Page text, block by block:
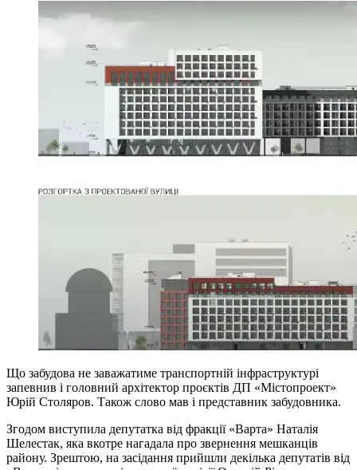
Що забудова не заважатиме транспортній інфраструктурі
запевнив і головний архітектор проєктів ДП «Містопроект»
Юрій Столяров. Також слово мав і представник забудовника.
Згодом виступила депутатка від фракції «Варта» Наталія
Шелестак, яка вкотре нагадала про звернення мешканців
району. Зрештою, на засідання прийшли декілька депутатів від